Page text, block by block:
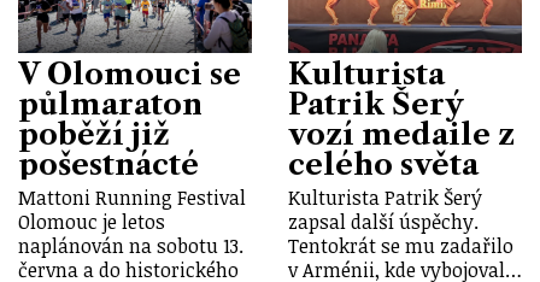
V Olomouci se
půlmaraton
poběží již
pošestnácté
Mattoni Running Festival
Olomouc je letos
naplánován na sobotu 13.
června a do historického
Kulturista
Patrik Šerý
vozí medaile z
celého světa
Kulturista Patrik Šerý
zapsal další úspěchy.
Tentokrát se mu zadařilo
v Arménii, kde vybojoval…